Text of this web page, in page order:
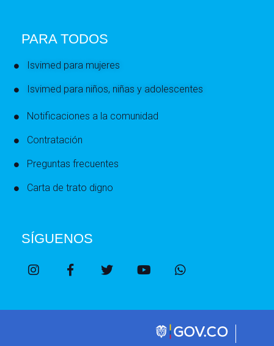
PARA TODOS
Isvimed para mujeres
Isvimed para niños, niñas y adolescentes
Notificaciones a la comunidad
Contratación
Preguntas frecuentes
Carta de trato digno
SÍGUENOS